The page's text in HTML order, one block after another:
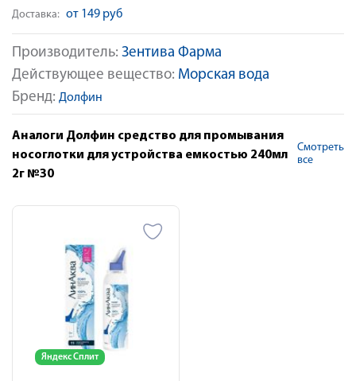
Производитель: Зентива Фарма
Действующее вещество: Морская вода
Бренд: Долфин
Доставка: от 149 руб
Аналоги Долфин средство для промывания
носоглотки для устройства емкостью 240мл
2г №30
Смотреть
все
Яндекс Сплит